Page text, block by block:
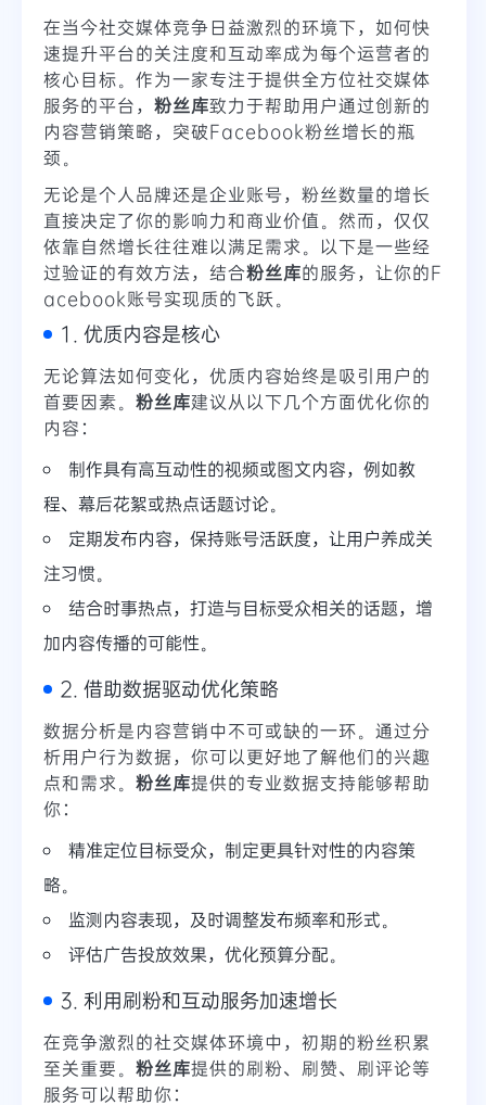
在当今社交媒体竞争日益激烈的环境下，如何快
速提升平台的关注度和互动率成为每个运营者的
核心目标。作为一家专注于提供全方位社交媒体
服务的平台， 粉丝库致力于帮助用户通过创新的
内容营销策略，突破Facebook粉丝增长的瓶
颈。
无论是个人品牌还是企业账号，粉丝数量的增长
直接决定了你的影响力和商业价值。然而，仅仅
依靠自然增长往往难以满足需求。以下是一些经
过验证的有效方法，结合粉丝库的服务，让你的F
acebook账号实现质的飞跃。
1. 优质内容是核心
无论算法如何变化，优质内容始终是吸引用户的
首要因素。 粉丝库建议从以下几个方面优化你的
内容：
制作具有高互动性的视频或图文内容，例如教
程、幕后花絮或热点话题讨论。
定期发布内容，保持账号活跃度，让用户养成关
注习惯。
结合时事热点，打造与目标受众相关的话题，增
加内容传播的可能性。
2. 借助数据驱动优化策略
数据分析是内容营销中不可或缺的一环。通过分
析用户行为数据，你可以更好地了解他们的兴趣
点和需求。 粉丝库提供的专业数据支持能够帮助
你：
精准定位目标受众，制定更具针对性的内容策
略。
监测内容表现，及时调整发布频率和形式。
评估广告投放效果，优化预算分配。
3. 利用刷粉和互动服务加速增长
在竞争激烈的社交媒体环境中，初期的粉丝积累
至关重要。 粉丝库提供的刷粉、刷赞、刷评论等
服务可以帮助你：